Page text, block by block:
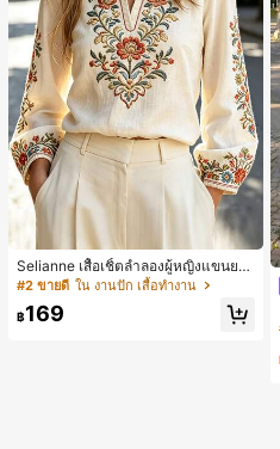
Selianne เสื้อเชิ้ตลำลองผู้หญิงแขนยา
ว คอวีเว้า ลายดอกไม้
#2 ขายดี ใน งานปัก เสื้อทำงาน
฿169